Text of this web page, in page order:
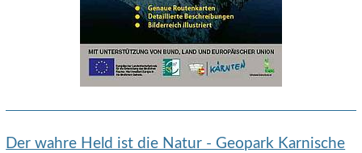
Der wahre Held ist die Natur - Geopark Karnische